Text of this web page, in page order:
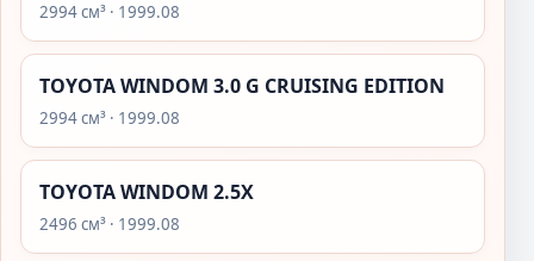
2994 см³ · 1999.08
TOYOTA WINDOM 3.0 G CRUISING EDITION
2994 см³ · 1999.08
TOYOTA WINDOM 2.5X
2496 см³ · 1999.08